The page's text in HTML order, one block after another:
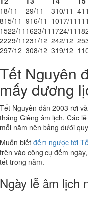
18/11 29/11 310/11 4
815/11 916/11 1017/11 11
1522/11 1623/11 1724/11 18
2229/11231/12 242/12 25
297/12 308/12 319/12 1
Tết Nguyên
mấy dương
Tết Nguyên đán 2003 rơi
tháng Giêng âm lịch. Các
mỗi năm nên bảng dưới
Muốn biết đếm ngược tới
trên vào công cụ đếm
tết trong năm.
Ngày lễ âm lịch